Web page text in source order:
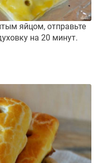
яйцом, отправьте
на 20 минут.